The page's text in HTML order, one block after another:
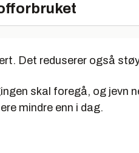
Det reduserer også
skal foregå, og jevn
mindre enn i dag.